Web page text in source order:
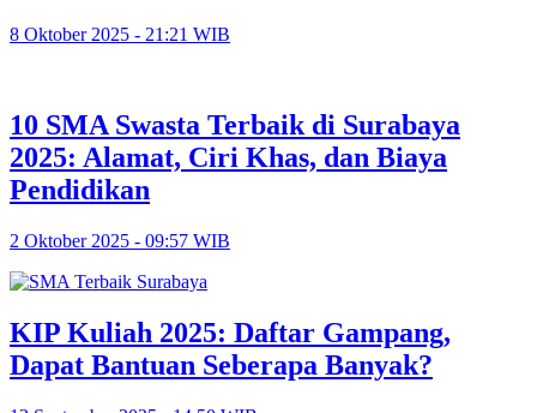
8 Oktober 2025 - 21:21 WIB
10 SMA Swasta Terbaik di Surabaya
2025: Alamat, Ciri Khas, dan Biaya
Pendidikan
2 Oktober 2025 - 09:57 WIB
KIP Kuliah 2025: Daftar Gampang,
Dapat Bantuan Seberapa Banyak?